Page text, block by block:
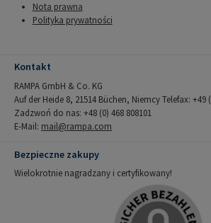
Nota prawna
Polityka prywatności
Kontakt
RAMPA GmbH & Co. KG
Auf der Heide 8, 21514 Büchen, Niemcy Telefax: +49
Zadzwoń do nas: +48 (0) 468 808101
E-Mail: mail@rampa.com
Bezpieczne zakupy
Wielokrotnie nagradzany i certyfikowany!